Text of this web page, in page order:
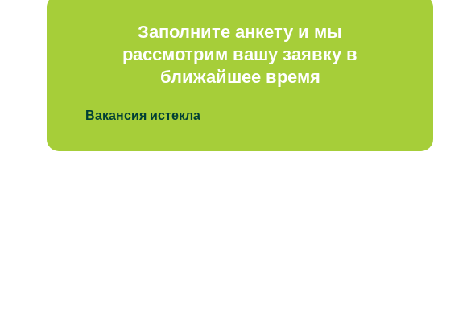
Заполните анкету и мы
рассмотрим вашу заявку в
ближайшее время
Вакансия истекла